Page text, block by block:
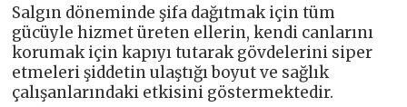
Salgın döneminde şifa dağıtmak için tüm
gücüyle hizmet üreten ellerin, kendi canlarını
korumak için kapıyı tutarak gövdelerini siper
etmeleri şiddetin ulaştığı boyut ve sağlık
çalışanlarındaki etkisini göstermektedir.